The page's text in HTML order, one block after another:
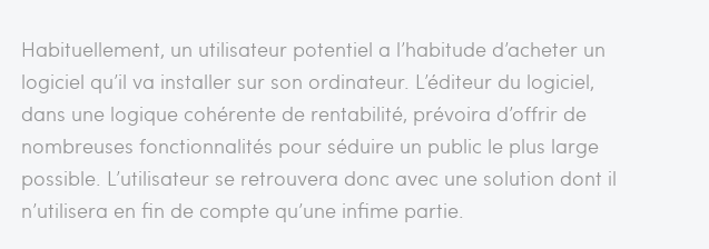
Habituellement, un utilisateur potentiel a l’habitude d’acheter un
logiciel qu’il va installer sur son ordinateur. L’éditeur du logiciel,
dans une logique cohérente de rentabilité, prévoira d’offrir de
nombreuses fonctionnalités pour séduire un public le plus large
possible. L’utilisateur se retrouvera donc avec une solution dont il
n’utilisera en fin de compte qu’une infime partie.